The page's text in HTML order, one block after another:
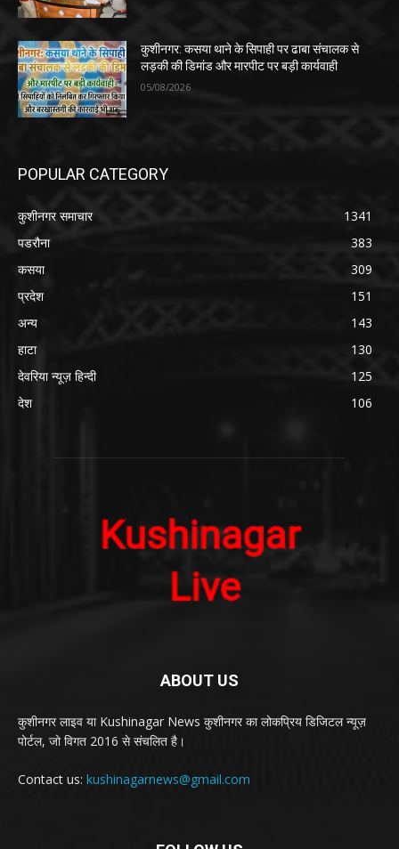
कुशीनगर: कसया थाने के सिपाही पर ढाबा संचालक से
लड़की की डिमांड और मारपीट पर बड़ी कार्यवाही
05/08/2026
POPULAR CATEGORY
कुशीनगर समाचार
1341
पडरौना
383
कसया
309
प्रदेश
151
अन्य
143
हाटा
130
देवरिया न्यूज़ हिन्दी
125
देश
106
ABOUT US
कुशीनगर लाइव या Kushinagar News कुशीनगर का लोकप्रिय डिजिटल न्यूज़
पोर्टल, जो विगत 2016 से संचलित है।
Contact us: kushinagarnews@gmail.com